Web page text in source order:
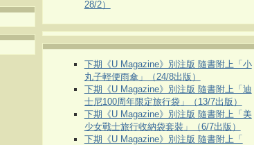
28/2）
下期《U Magazine》別注版 隨書附上「小
丸子輕便雨傘」（24/8出版）
下期《U Magazine》別注版 隨書附上「迪
士尼100周年限定旅行袋」（13/7出版）
下期《U Magazine》別注版 隨書附上「美
少女戰士旅行收納袋套裝」（6/7出版）
下期《U Magazine》別注版 隨書附上「